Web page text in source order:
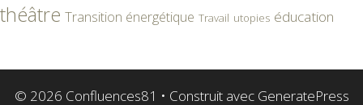
théâtre Transition énergétique Travail utopies éducation
© 2026 Confluences81 • Construit avec GeneratePress